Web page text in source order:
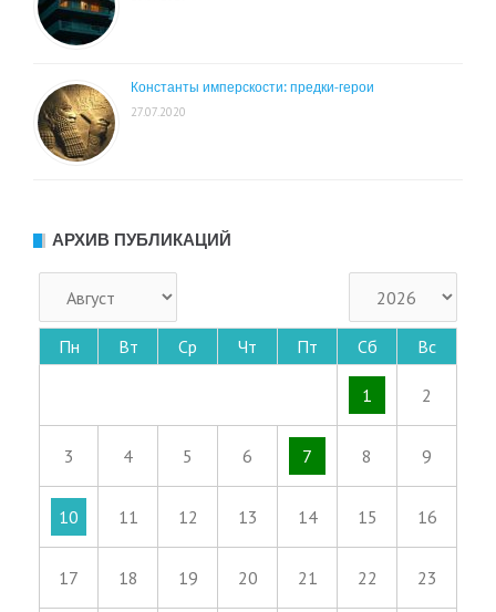
Константы имперскости: предки-герои
27.07.2020
АРХИВ ПУБЛИКАЦИЙ
Пн Вт Ср Чт Пт Сб Вс
1 2
3 4 5 6 7 8 9
10 11 12 13 14 15 16
17 18 19 20 21 22 23